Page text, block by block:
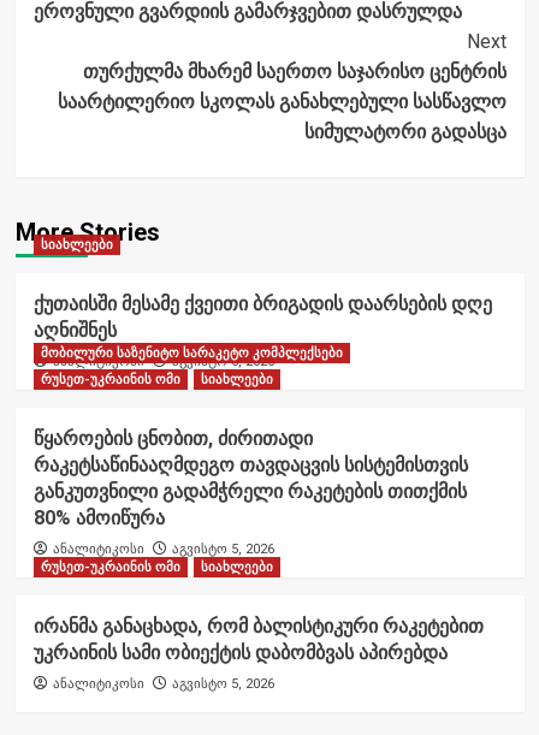
ეროვნული გვარდიის გამარჯვებით დასრულდა
Next
თურქულმა მხარემ საერთო საჯარისო ცენტრის
საარტილერიო სკოლას განახლებული სასწავლო
სიმულატორი გადასცა
More Stories
სიახლეები
ქუთაისში მესამე ქვეითი ბრიგადის დაარსების დღე
აღნიშნეს
ანალიტიკოსი აგვისტო 6, 2026
მობილური საზენიტო სარაკეტო კომპლექსები
რუსეთ-უკრაინის ომი
სიახლეები
წყაროების ცნობით, ძირითადი
რაკეტსაწინააღმდეგო თავდაცვის სისტემისთვის
განკუთვნილი გადამჭრელი რაკეტების თითქმის
80% ამოიწურა
ანალიტიკოსი
აგვისტო 5, 2026
რუსეთ-უკრაინის ომი
სიახლეები
ირანმა განაცხადა, რომ ბალისტიკური რაკეტებით
უკრაინის სამი ობიექტის დაბომბვას აპირებდა
ანალიტიკოსი აგვისტო 5, 2026